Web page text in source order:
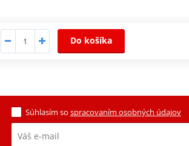
Do košíka
Súhlasím so spracovaním osobných údajov